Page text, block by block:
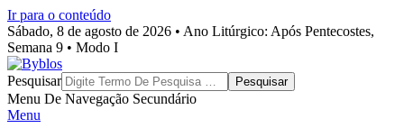
Ir para o conteúdo
Sábado, 8 de agosto de 2026 • Ano Litúrgico: Após Pentecostes,
Semana 9 • Modo I
Byblos
Pesquisar
Menu De Navegação Secundário
Menu